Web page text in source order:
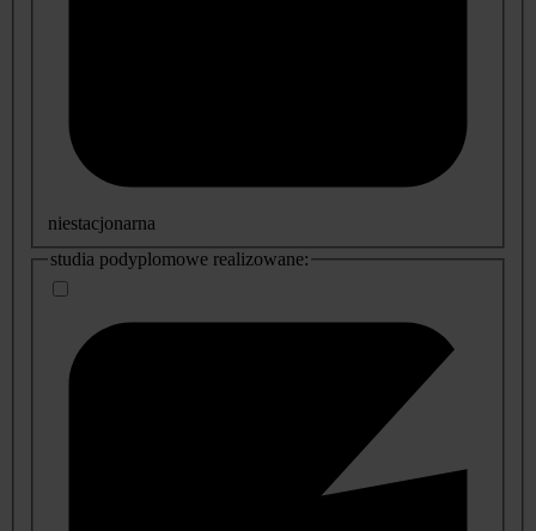
niestacjonarna
studia podyplomowe realizowane: